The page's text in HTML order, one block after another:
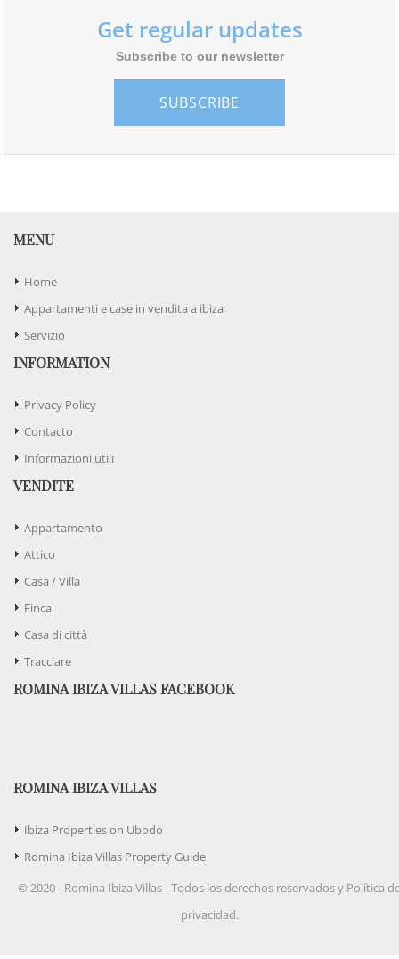
Get regular updates
Subscribe to our newsletter
SUBSCRIBE
MENU
Home
Appartamenti e case in vendita a ibiza
Servizio
INFORMATION
Privacy Policy
Contacto
Informazioni utili
VENDITE
Appartamento
Attico
Casa / Villa
Finca
Casa di città
Tracciare
ROMINA IBIZA VILLAS FACEBOOK
ROMINA IBIZA VILLAS
Ibiza Properties on Ubodo
Romina Ibiza Villas Property Guide
© 2020 - Romina Ibiza Villas - Todos los derechos reservados y Política
privacidad.